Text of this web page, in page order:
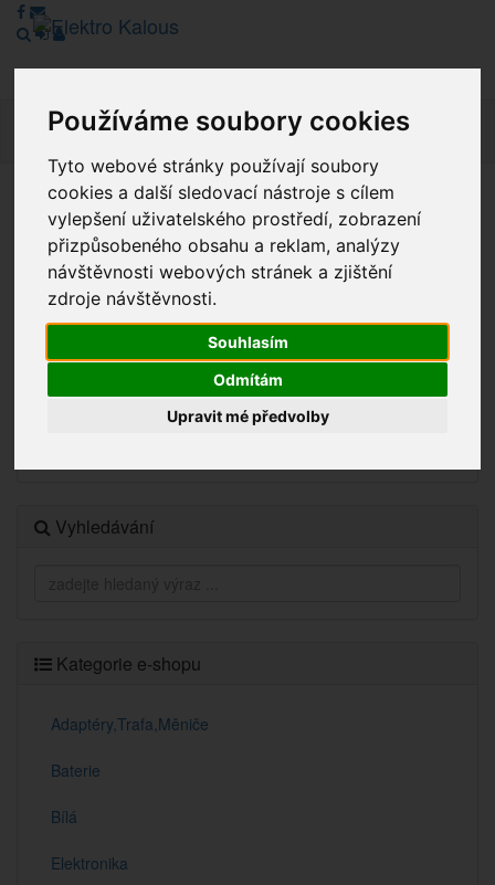
Používáme soubory cookies
Tyto webové stránky používají soubory
cookies a další sledovací nástroje s cílem
vylepšení uživatelského prostředí, zobrazení
přizpůsobeného obsahu a reklam, analýzy
návštěvnosti webových stránek a zjištění
zdroje návštěvnosti.
Souhlasím
Odmítám
Upravit mé předvolby
Vážení zákazníci, v tuto chvíli je Náš internetový obchod v
režimu Katalogu. Objednávky on-line nyní nelze vyřídit.
Děkujeme za pochopení.
Novinky
Vyhledávání
Kategorie e-shopu
Adaptéry,Trafa,Měniče
Baterie
Bílá
Elektronika